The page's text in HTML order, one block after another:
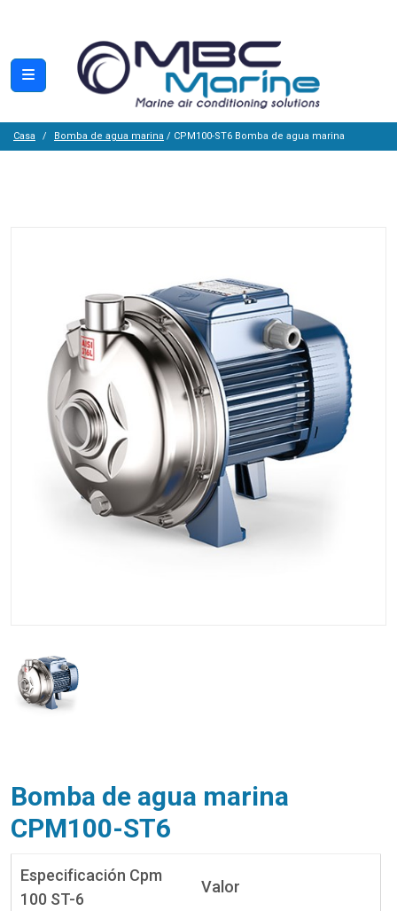
Casa Bomba de agua marina / CPM100-ST6 Bomba de agua marina
Bomba de agua marina
CPM100-ST6
Especificación Cpm
100 ST-6
Valor